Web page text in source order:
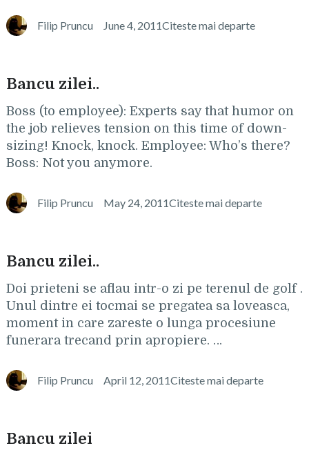
Filip Pruncu June 4, 2011Citeste mai departe
Bancu zilei..
Boss (to employee): Experts say that humor on
the job relieves tension on this time of down-
sizing! Knock, knock. Employee: Who’s there?
Boss: Not you anymore.
Filip Pruncu May 24, 2011Citeste mai departe
Bancu zilei..
Doi prieteni se aflau intr-o zi pe terenul de golf .
Unul dintre ei tocmai se pregatea sa loveasca,
moment in care zareste o lunga procesiune
funerara trecand prin apropiere. …
Filip Pruncu April 12, 2011Citeste mai departe
Bancu zilei